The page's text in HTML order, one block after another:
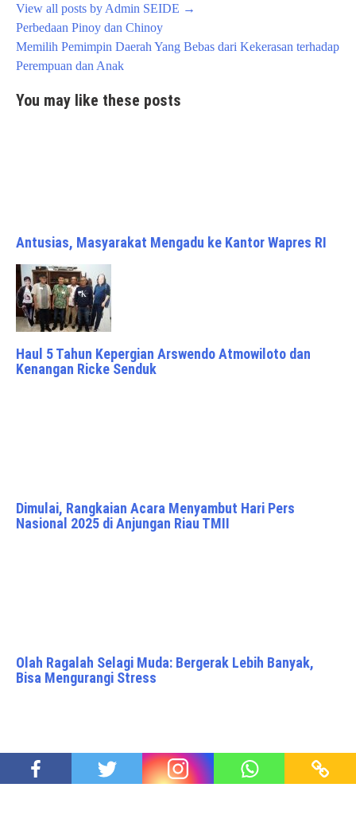
View all posts by Admin SEIDE →
Post
navigation
Perbedaan Pinoy dan Chinoy
Memilih Pemimpin Daerah Yang Bebas dari Kekerasan terhadap
Perempuan dan Anak
You may like these posts
Antusias, Masyarakat Mengadu ke Kantor Wapres RI
Haul 5 Tahun Kepergian Arswendo Atmowiloto dan
Kenangan Ricke Senduk
Dimulai, Rangkaian Acara Menyambut Hari Pers
Nasional 2025 di Anjungan Riau TMII
Olah Ragalah Selagi Muda: Bergerak Lebih Banyak,
Bisa Mengurangi Stress